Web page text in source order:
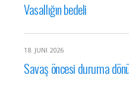
Vasallığın bedeli
18. JUNI 2026
Savaş öncesi duruma